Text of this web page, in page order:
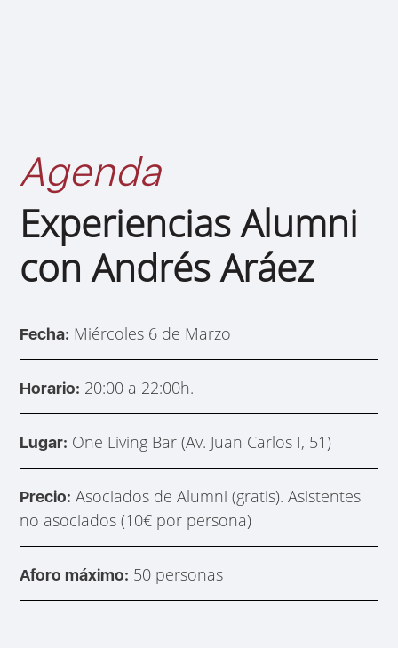
Agenda
Experiencias Alumni
con Andrés Aráez
Fecha: Miércoles 6 de Marzo
Horario: 20:00 a 22:00h.
Lugar: One Living Bar (Av. Juan Carlos I, 51)
Precio: Asociados de Alumni (gratis). Asistentes
no asociados (10€ por persona)
Aforo máximo: 50 personas